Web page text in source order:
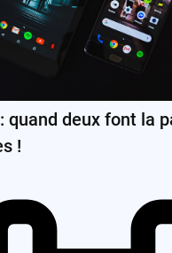
quand deux font la
!